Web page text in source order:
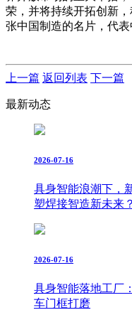
荣，并将持续开拓创新
张中国制造的名片，代表
上一篇 返回列表 下一篇
最新动态
2026-07-16
具身智能浪潮下，
塑焊接智造新未来？
2026-07-16
具身智能落地工厂
车门框打磨